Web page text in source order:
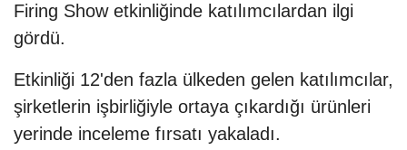
Firing Show etkinliğinde katılımcılardan ilgi
gördü.
Etkinliği 12'den fazla ülkeden gelen katılımcılar,
şirketlerin işbirliğiyle ortaya çıkardığı ürünleri
yerinde inceleme fırsatı yakaladı.